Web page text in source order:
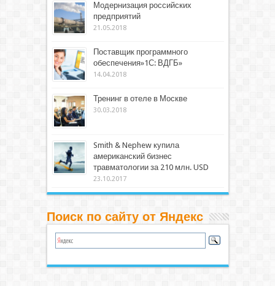
Модернизация российских
предприятий
21.05.2018
Поставщик программного
обеспечения»1С: ВДГБ»
14.04.2018
Тренинг в отеле в Москве
30.03.2018
Smith & Nephew купила
американский бизнес
травматологии за 210 млн. USD
23.10.2017
Поиск по сайту от Яндекс